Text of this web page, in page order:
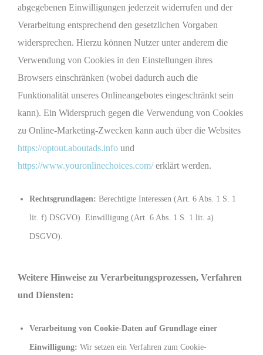
abgegebenen Einwilligungen jederzeit widerrufen und der
Verarbeitung entsprechend den gesetzlichen Vorgaben
widersprechen. Hierzu können Nutzer unter anderem die
Verwendung von Cookies in den Einstellungen ihres
Browsers einschränken (wobei dadurch auch die
Funktionalität unseres Onlineangebotes eingeschränkt sein
kann). Ein Widerspruch gegen die Verwendung von Cookies
zu Online-Marketing-Zwecken kann auch über die Websites
https://optout.aboutads.info und
https://www.youronlinechoices.com/erklärt werden.
Rechtsgrundlagen: Berechtigte Interessen (Art. 6 Abs. 1 S. 1
lit. f) DSGVO). Einwilligung (Art. 6 Abs. 1 S. 1 lit. a)
DSGVO).
Weitere Hinweise zu Verarbeitungsprozessen, Verfahren
und Diensten:
Verarbeitung von Cookie-Daten auf Grundlage einer
Einwilligung: Wir setzen ein Verfahren zum Cookie-